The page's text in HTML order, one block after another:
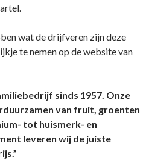
wat de drijfveren zijn deze
te nemen op de website van
sinds 1957. Onze
van fruit, groenten
tot huismerk- en
leveren wij de juiste